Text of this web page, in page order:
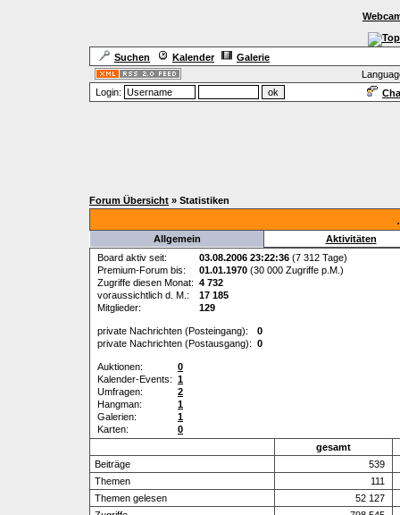
Suchen Kalender
Galerie
Login:
Forum Übersicht » Statistiken
Allgemein
Aktivitäten
Board aktiv seit:
03.08.2006 23:22:36 (7 312 Tage)
Premium-Forum bis:
01.01.1970 (30 000 Zugriffe p.M.)
Zugriffe diesen Monat: 4 732
voraussichtlich d. M.:
17 185
Mitglieder:
129
private Nachrichten (Posteingang):
0
private Nachrichten (Postausgang): 0
Auktionen:
0
Kalender-Events: 1
Umfragen:
2
Hangman:
1
Galerien:
1
Karten:
0
gesamt
Beiträge
539
Themen
111
Themen gelesen
52 127